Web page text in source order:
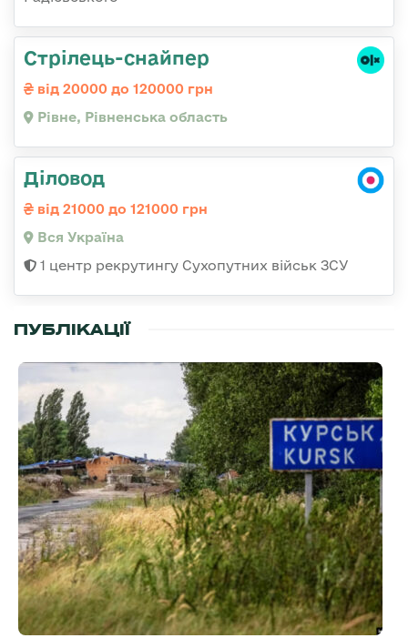
Стрілець-снайпер
від 20000 до 120000 грн
Рівне, Рівненська область
Діловод
від 21000 до 121000 грн
Вся Україна
1 центр рекрутингу Сухопутних військ ЗСУ
ПУБЛІКАЦІЇ